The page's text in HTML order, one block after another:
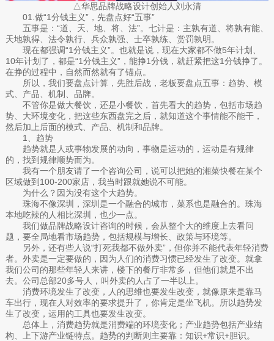
△华思品牌战略设计创始人刘永清
01.做“1分钱主义”，先盘点好“五事”
五事是：“道、天、地、将、法”。七计是：主孰有道、将孰有能、
天地孰得、法令孰行、兵众孰强、士卒孰练、赏罚孰明。
现在都强调“1分钱主义”。也就是说，现在大家都不做5年计划、
10年计划了，都是“1分钱主义”，能挣1分钱，就赶紧把这1分钱挣了。
在挣的过程中，自然而然就有了锚点。
所以，我们要盘点计算，先胜后战，老板要盘点五事：趋势、模
式、产品、机制、品牌。
不管你是做大餐饮，还是小餐饮，首先看大的趋势，包括市场趋
势、大环境变化，把这些东西盘完之后，就知道这个事情能不能干，
然后加上后面的模式、产品、机制和品牌。
1、趋势
趋势就是人或事物发展的动向，事物是运动的，运动是有规律
的，找到规律顺势而为。
我有一个朋友请了一个咨询公司，说可以把她的湘菜快餐在某个
区域做到100-200家店，我当时跟就她说不可能。
为什么？因为没有这个大趋势。
珠海不像深圳，深圳是一个融合的城市，菜系也是融合的。珠海
本地吃辣的人相比深圳，也少一点。
我们做品牌战略设计咨询的时候，会从整个大的维度上去看问
题，要全局地看市场趋势，包括规模与增长、政策与环境等。
另外，还有些人说“打死我都不做外卖”，但你并不能代表年轻消费
者。外卖是一定要做的，因为人们的消费习惯已经发生了改变。就拿
我们公司的那些年轻人来讲，楼下的餐厅非常多，但他们就是不出
去。公司总部20多号人，叫外卖的人占了一半以上。
消费环境发生了改变，人的思维也要发生改变，就像原来是靠马
车出行，现在人对效率的要求提升了，你肯定是坐飞机。所以趋势发
生了改变，运用的工具也要发生改变。
总体上，消费趋势就是消费端的环境变化；产业趋势包括产业结
构、上下游产业链特点。趋势的判断则主要靠：知识+常识+胆识。